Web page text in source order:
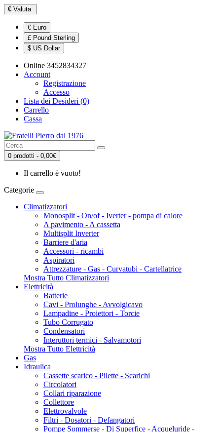
€ Valuta
€ Euro
£ Pound Sterling
$ US Dollar
Online 3452834327
Account
Registrazione
Accesso
Lista dei Desideri (0)
Carrello
Cassa
0 prodotti - 0,00€
Il carrello è vuoto!
Categorie
Climatizzatori
Monosplit - On/of - Iverter - pompa di calore
A pavimento - A cassetta
Multisplit Inverter
Barriere d'aria
Accessori - ricambi
Aspiratori
Attrezzature - Gas - Curvatubi - Cartellatrice
Mostra Tutto Climatizzatori
Elettricità
Batterie
Cavi - Prolunghe - Avvolgicavo
Lampadine - Proiettori - Torcie
Tubo Corrugato
Condensatori
Interuttori termici - Salvamotori
Mostra Tutto Elettricità
Gas
Idraulica
Cassette scarico - Pilette - Scarichi
Circolatori
Collari riparazione
Collettore
Elettrovalvole
Filtri - Dosatori - Defangatori
Pompe Sommerse - Di Superfice - Acqueluride -